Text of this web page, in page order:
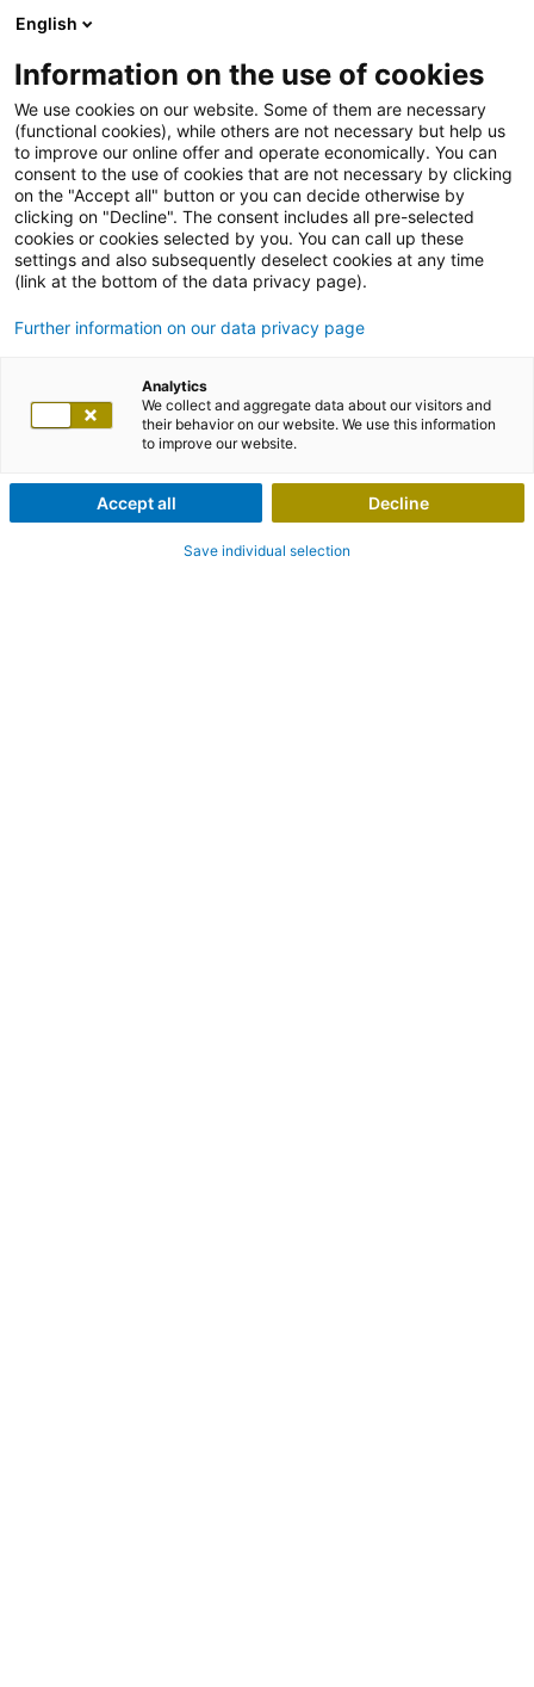
English
Information on the use of cookies
We use cookies on our website. Some of them are necessary
(functional cookies), while others are not necessary but help us
to improve our online offer and operate economically. You can
consent to the use of cookies that are not necessary by clicking
on the "Accept all" button or you can decide otherwise by
clicking on "Decline". The consent includes all pre-selected
cookies or cookies selected by you. You can call up these
settings and also subsequently deselect cookies at any time
(link at the bottom of the data privacy page).
Further information on our data privacy page
Analytics
We collect and aggregate data about our visitors and
their behavior on our website. We use this information
to improve our website.
Accept all Decline
Save individual selection